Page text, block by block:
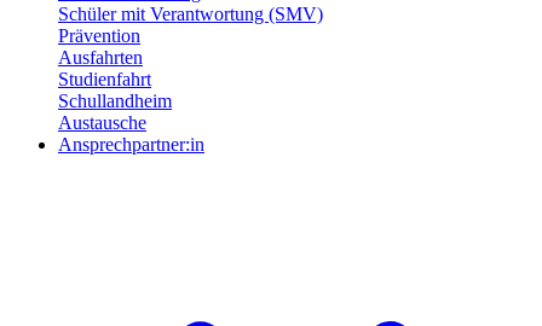
Schüler mit Verantwortung (SMV)
Prävention
Ausfahrten
Studienfahrt
Schullandheim
Austausche
Ansprechpartner:in